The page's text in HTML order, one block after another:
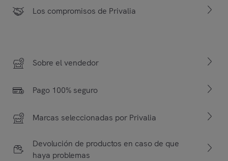
Los compromisos de Privalia
Sobre el vendedor
Pago 100% seguro
Marcas seleccionadas por Privalia
Devolución de productos en caso de que
haya problemas